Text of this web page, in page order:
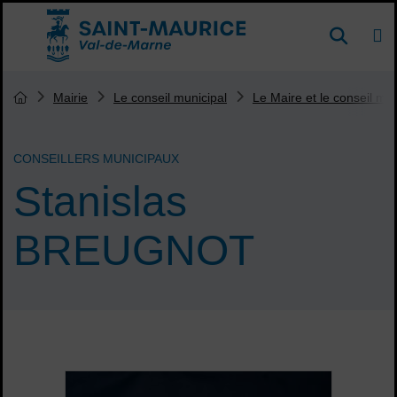
Menu de raccourcis
Accueil ville de Saint-Maurice DE
Stanislas
BREUGNOT
CONSEILLERS MUNICIPAUX
Vous êtes ici :
Page d'accueil du site
Mairie Le conseil municipal Le Maire et le conseil